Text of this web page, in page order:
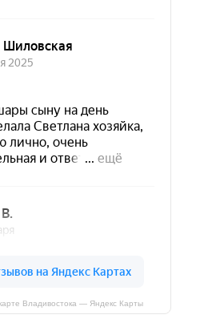
Владивостока — Яндекс Карты